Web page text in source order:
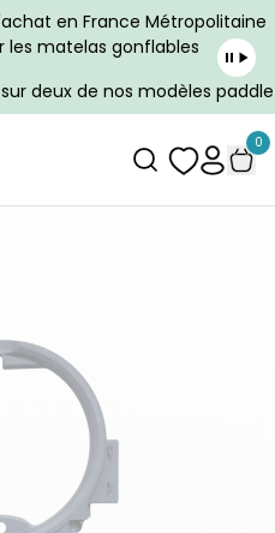
en France Métropolitaine
matelas gonflables
deux de nos modèles paddle
0